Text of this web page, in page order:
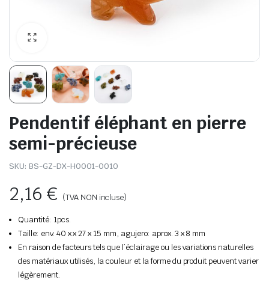
Pendentif éléphant en pierre
semi-précieuse
SKU: BS-GZ-DX-H0001-0010
2,16€ (TVA NON incluse)
Quantité: 1pcs.
Taille: env. 40 x x 27 x 15 mm, agujero: aprox. 3 x 8 mm
En raison de facteurs tels que l’éclairage ou les variations naturelles
des matériaux utilisés, la couleur et la forme du produit peuvent varier
légèrement.